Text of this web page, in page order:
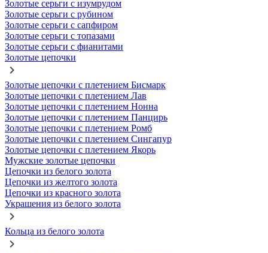
Золотые серьги с изумрудом
Золотые серьги с рубином
Золотые серьги с сапфиром
Золотые серьги с топазами
Золотые серьги с фианитами
Золотые цепочки
Золотые цепочки с плетением Бисмарк
Золотые цепочки с плетением Лав
Золотые цепочки с плетением Нонна
Золотые цепочки с плетением Панцирь
Золотые цепочки с плетением Ромб
Золотые цепочки с плетением Сингапур
Золотые цепочки с плетением Якорь
Мужские золотые цепочки
Цепочки из белого золота
Цепочки из желтого золота
Цепочки из красного золота
Украшения из белого золота
Кольца из белого золота